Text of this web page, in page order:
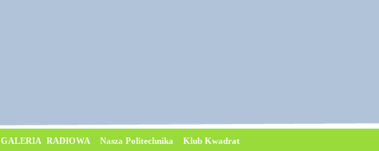
GALERIA RADIOWA Nasza Politechnika Klub Kwadrat©